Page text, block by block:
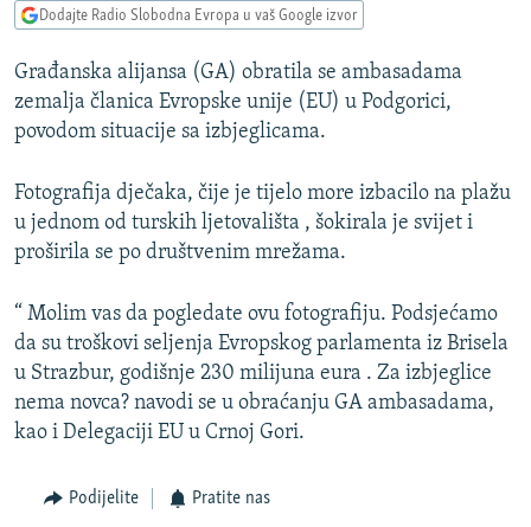
na
VIDEO
FOTOGALERIJE
INFOGRAFIKE
PODCASTI
RAT U UKRAJINI
KINA NA BALKANU
ISPRIČAJ MI
DNEVNO@RSE
VIŠE OD NASLOVA
GENOCID U SREBRENICI
POPLAVE I KLIZIŠTA U BIH 2024.
POST SCRIPTUM
PRATITE NAS
Dodajte Radio Slobodna Evropa u vaš Google izvor
Građanska alijansa (GA) obratila se ambasadama
zemalja članica Evropske unije (EU) u Podgorici,
povodom situacije sa izbjeglicama.
Fotografija dječaka, čije je tijelo more izbacilo na plažu
u jednom od turskih ljetovališta , šokirala je svijet i
proširila se po društvenim mrežama.
“ Molim vas da pogledate ovu fotografiju. Podsjećamo
da su troškovi seljenja Evropskog parlamenta iz Brisela
u Strazbur, godišnje 230 milijuna eura . Za izbjeglice
nema novca? navodi se u obraćanju GA ambasadama,
kao i Delegaciji EU u Crnoj Gori.
Podijelite Pratite nas